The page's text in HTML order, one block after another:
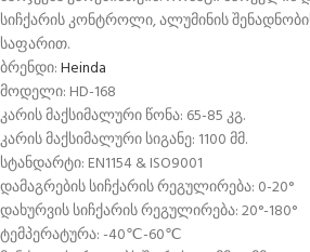
სიჩქარის კონტროლი, ალუმინის
საფარით.
ბრენდი:Heinda
მოდელი: HD-168
კარის მაქსიმალური წონა: 65-85 კგ.
კარის მაქსიმალური სიგანე: 1100 მმ.
სტანდარტი: EN1154 & ISO9001
დამაგრების სიჩქარის რეგულირება: 0-20°
დახურვის სიჩქარის რეგულირება: 20°-180°
ტემპერატურა: -40℃-60℃